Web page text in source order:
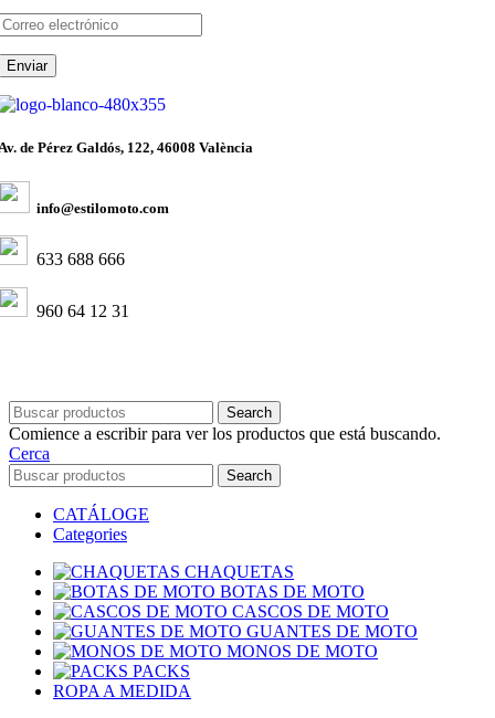
de Pérez Galdós, 122, 46008 València
info@estilomoto.com
633 688 666
960 64 12 31
Search
Comience a escribir para ver los productos que está buscando.
Cerca
Search
CATÁLOGE
Categories
CHAQUETAS
BOTAS DE MOTO
CASCOS DE MOTO
GUANTES DE MOTO
MONOS DE MOTO
PACKS
ROPA A MEDIDA